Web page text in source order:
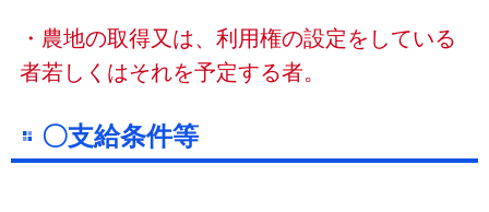
・農地の取得又は、利用権の設定をしている
者若しくはそれを予定する者。
〇支給条件等